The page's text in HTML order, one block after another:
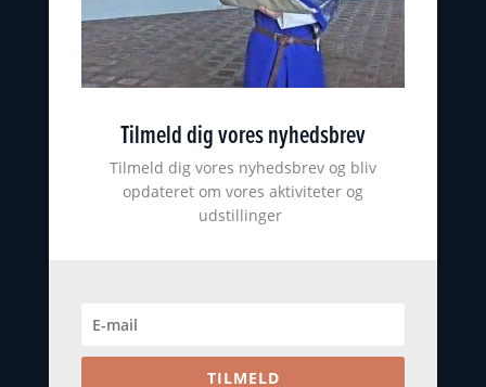
nyborgslot@ostfynsmuseer.dk
+45 65 31 02 07
Slotsgade 34
CVR: 18101513
ØSTFYNS MUSEER
Johannes Larsen Museet
Kerteminde byhistoriske arkiv
Tilmeld dig vores nyhedsbrev
Tilmeld dig vores nyhedsbrev og bliv
opdateret om vores aktiviteter og
udstillinger
TILMELD